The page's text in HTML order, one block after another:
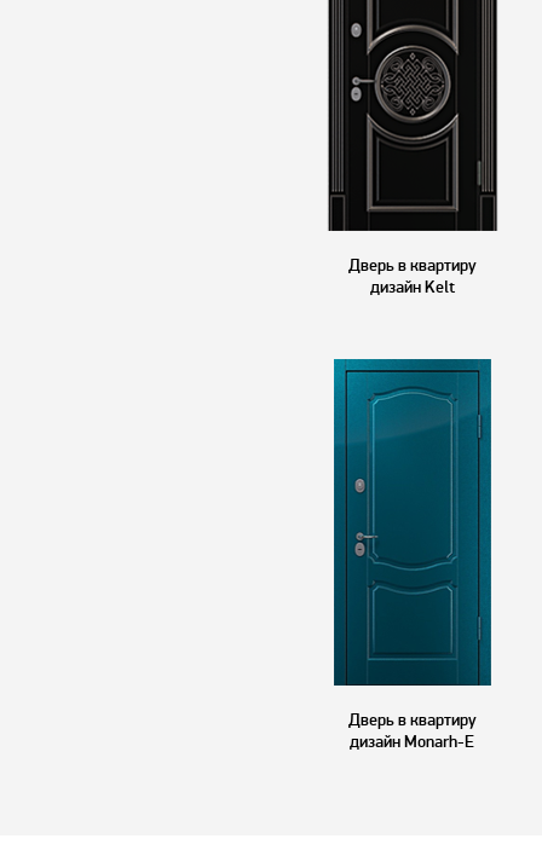
Дверь в квартиру
дизайн Kelt
Дверь в квартиру
дизайн Monarh-E